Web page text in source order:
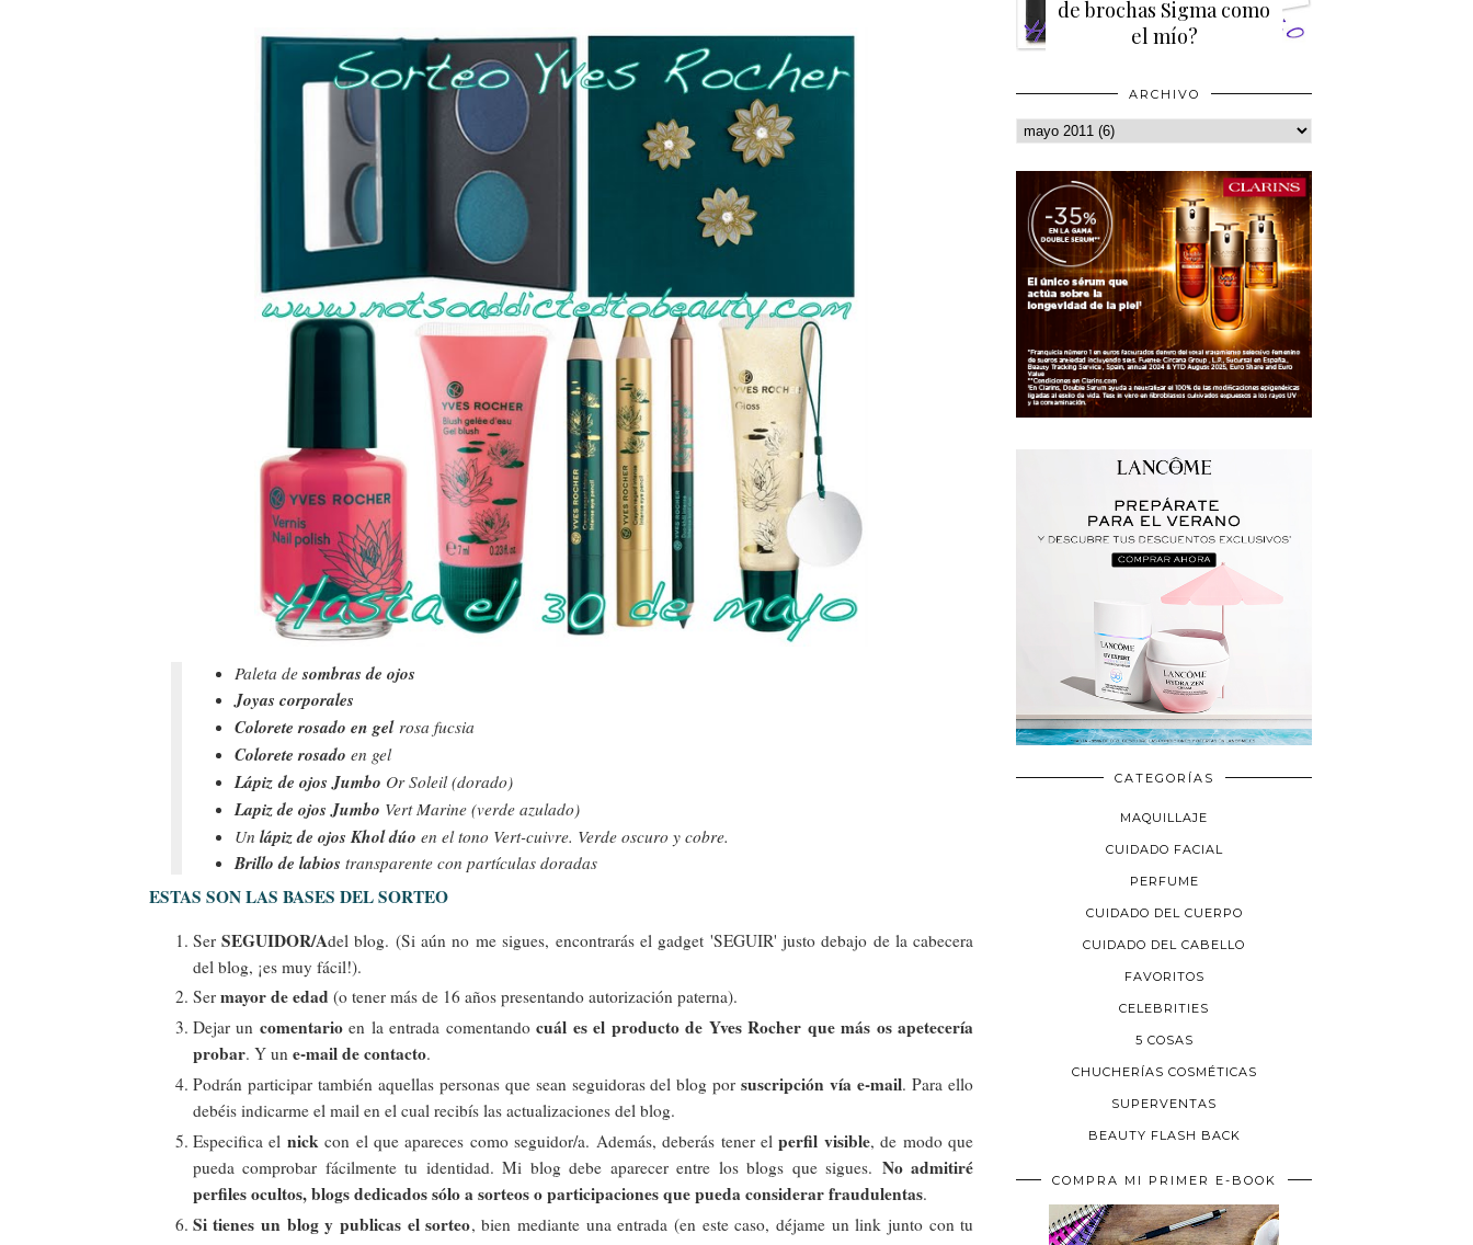
Paleta desombras de ojos
Joyas corporales
Colorete rosado en gelrosa fucsia
Colorete rosado en gel
Lápiz de ojos Jumbo Or Soleil (dorado)
Lapiz de ojos Jumbo Vert Marine (verde azulado)
Unlápiz de ojos Khol dúo en el tono Vert-cuivre. Verde oscuro y cobre.
Brillo de labios transparente con partículas doradas
ESTAS SON LAS BASES DEL SORTEO
SerSEGUIDOR/Adel blog. (Si aún no me sigues, encontrarás el gadget 'SEGUIR' justo debajo de la cabecera
del blog, ¡es muy fácil!).
Ser mayor de edad (o tener más de 16 años presentando autorización paterna).
Dejar un comentarioen la entrada comentandocuál es el producto de Yves Rocher que más os apetecería
probar. Y un e-mail de contacto.
Podrán participar también aquellas personas que sean seguidoras del blog porsuscripción vía e-mail. Para ello
debéis indicarme el mail en el cual recibís las actualizaciones del blog.
Especifica el nick con el que apareces como seguidor/a. Además, deberás tener elperfil visible, de modo que
pueda comprobar fácilmente tu identidad. Mi blog debe aparecer entre los blogs que sigues. No admitiré
perfiles ocultos, blogs dedicados sólo a sorteos o participaciones que pueda considerar fraudulentas.
Si tienes un blog y publicas el sorteo, bien mediante una entrada (en este caso, déjame un link junto con tu
de brochas Sigma como
el mío?
ARCHIVO
CATEGORÍAS
MAQUILLAJE
CUIDADO FACIAL
PERFUME
CUIDADO DEL CUERPO
CUIDADO DEL CABELLO
FAVORITOS
CELEBRITIES
5 COSAS
CHUCHERÍAS COSMÉTICAS
SUPERVENTAS
BEAUTY FLASH BACK
COMPRA MI PRIMER E-BOOK